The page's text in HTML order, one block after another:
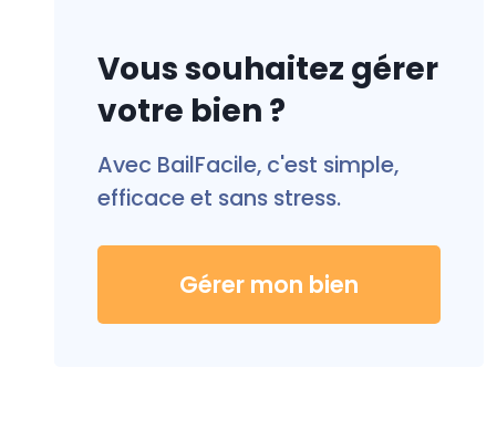
Vous souhaitez gérer
votre bien ?
Avec BailFacile, c'est simple,
efficace et sans stress.
Gérer mon bien